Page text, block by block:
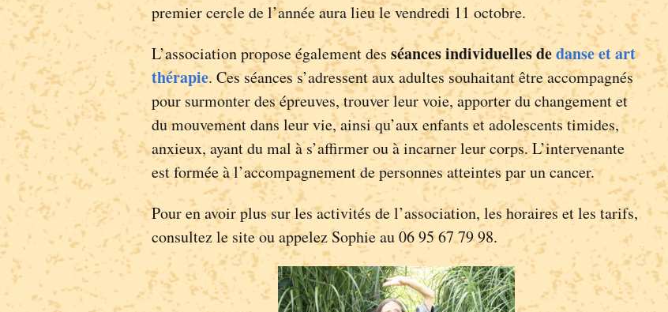
premier cercle de l’année aura lieu le vendredi 11 octobre.
L’association propose également des séances individuelles dedanse et art
thérapie. Ces séances s’adressent aux adultes souhaitant être accompagnés
pour surmonter des épreuves, trouver leur voie, apporter du changement et
du mouvement dans leur vie, ainsi qu’aux enfants et adolescents timides,
anxieux, ayant du mal à s’affirmer ou à incarner leur corps. L’intervenante
est formée à l’accompagnement de personnes atteintes par un cancer.
Pour en avoir plus sur les activités de l’association, les horaires et les tarifs,
consultez le site ou appelez Sophie au 06 95 67 79 98.